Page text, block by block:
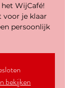
WijCafé!
voor je klaar
persoonlijk
bekijken